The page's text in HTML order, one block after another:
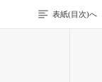
表紙(目次)へ